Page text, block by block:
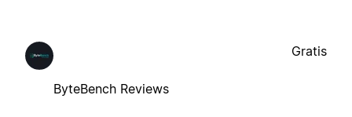
ByteBench Reviews
Gratis